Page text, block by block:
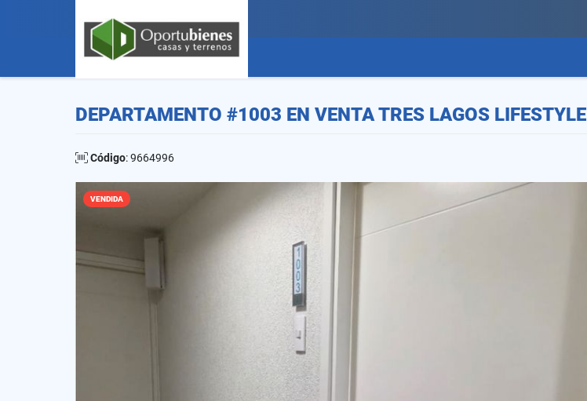
DEPARTAMENTO #1003 EN VENTA TRES LAGOS LIFESTYLE
Código: 9664996
VENDIDA